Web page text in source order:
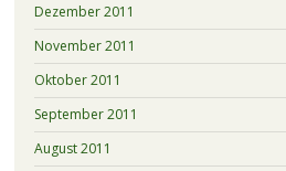
Dezember 2011
November 2011
Oktober 2011
September 2011
August 2011